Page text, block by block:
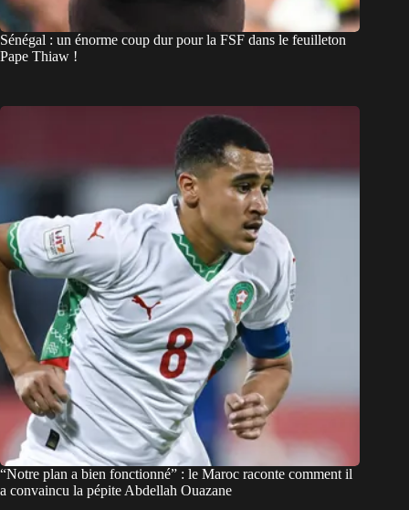
Sénégal : un énorme coup dur pour la FSF dans le feuilleton
Pape Thiaw !
“Notre plan a bien fonctionné” : le Maroc raconte comment il
a convaincu la pépite Abdellah Ouazane